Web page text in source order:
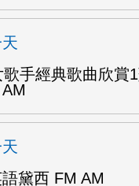
歌手經典歌曲欣賞
黛西 FM AM